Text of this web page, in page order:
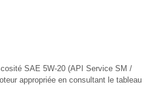
SAE 5W-20 (API Service SM /
appropriée en consultant le tableau